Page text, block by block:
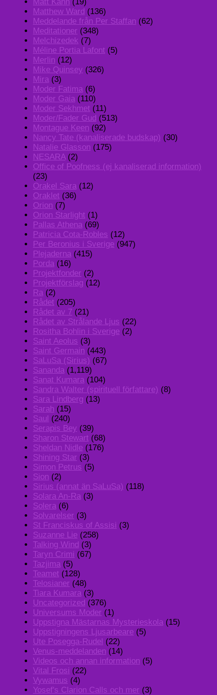
Matthew Ward (136)
Meddelande från Per Staffan (62)
Meditationer (348)
Melchizedek (7)
Méline Portia Lafont (5)
Merlin (12)
Mike Quinsey (326)
Mira (3)
Moder Fatima (6)
Moder Gaia (110)
Moder Sekhmet (11)
Moder/Fader Gud (513)
Montague Keen (92)
Nancy Tate (kanaliserade budskap) (30)
Natalie Glasson (175)
NESARA(2)
Office of Poofness (ej kanaliserad information)
(23)
Orakel Sara (12)
Oraklet (36)
Orion (7)
Orion Starlight (1)
Pallas Athena (69)
Patricia Cota-Robles (12)
Per Beronius i Sverige (947)
Plejaderna (415)
Porda (16)
Projektfonder (2)
Projektförslag (12)
Ra (2)
Rådet (205)
Rådet av 7 (21)
Rådet av Strålande Ljus (22)
Rositha Bohlin i Sverige (2)
Saint Aeolus (3)
Saint Germain (443)
SaLuSa (Sirius) (67)
Sananda (1,119)
Sanat Kumara (104)
Sandra Walter (spirituell författare) (8)
Sara Lindberg (13)
Sarah (15)
Saul (240)
Serapis Bey (39)
Sharon Stewart (68)
Sheldan Nidle (176)
Shining Star (3)
Simon Petrus (5)
Sion (2)
Sirius (annat än SaLuSa) (118)
Solara An-Ra (3)
Solera (6)
Solvarelser (3)
St Franciskus of Assisi (3)
Suzanne Lie (258)
Talking Wind (3)
Taryn Crimi (67)
Tazjima (5)
Teamet (128)
Telosianer (48)
Tiara Kumara (3)
Uncategorized (376)
Universums Moder (1)
Uppstigna Mästarnas Mysterieskola (15)
Uppstigningens Ljusarbeare (5)
Ute Posegga-Rudel (22)
Venus-meddelanden (14)
Videos och annan information (5)
Vital Frosi (22)
Vywamus (4)
Yosef's Clarion Calls och mer (3)